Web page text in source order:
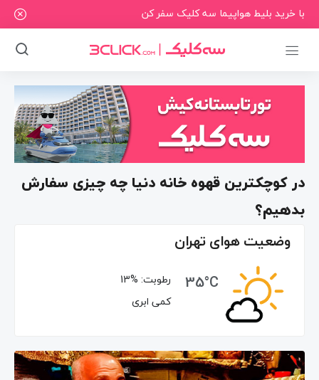
با خرید بلیط هواپیما سه کلیک سفر کن
در کوچکترین قهوه خانه دنیا چه چیزی سفارش
بدهیم؟
وضعیت هوای تهران
35°C
رطوبت: 13%
کمی ابری